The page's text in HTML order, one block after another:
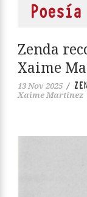
Poesía
Zenda
Xaime
13 Nov 2025 /
Xaime Martínez